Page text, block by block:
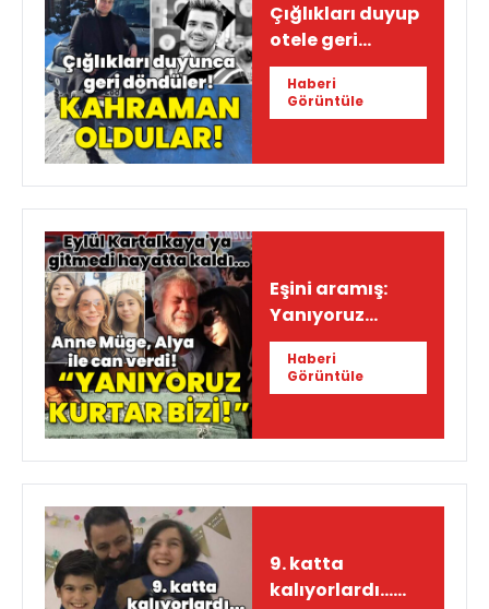
Çığlıkları duyup
otele geri
döndüler!
Kahramanlara
veda...
Haberi
Görüntüle
Eşini aramış:
Yanıyoruz
kurtar bizi!
Haberi
Görüntüle
9. katta
kalıyorlardı...